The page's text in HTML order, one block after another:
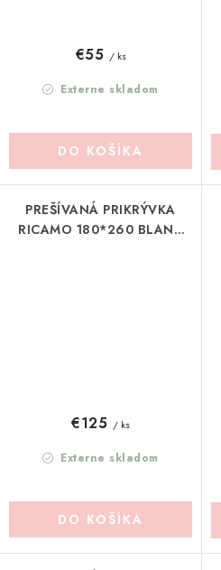
Externe skladom
€55 / ks
DO KOŠÍKA
PREŠÍVANÁ PRIKRÝVKA
RICAMO 180*260 BLANC
Externe skladom
€125 / ks
DO KOŠÍKA